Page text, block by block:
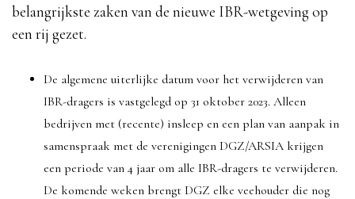
belangrijkste zaken van de nieuwe IBR-wetgeving op
een rij gezet.
De algemene uiterlijke datum voor het verwijderen van
IBR-dragers is vastgelegd op 31 oktober 2023. Alleen
bedrijven met (recente) insleep en een plan van aanpak in
samenspraak met de verenigingen DGZ/ARSIA krijgen
een periode van 4 jaar om alle IBR-dragers te verwijderen.
De komende weken brengt DGZ elke veehouder die nog